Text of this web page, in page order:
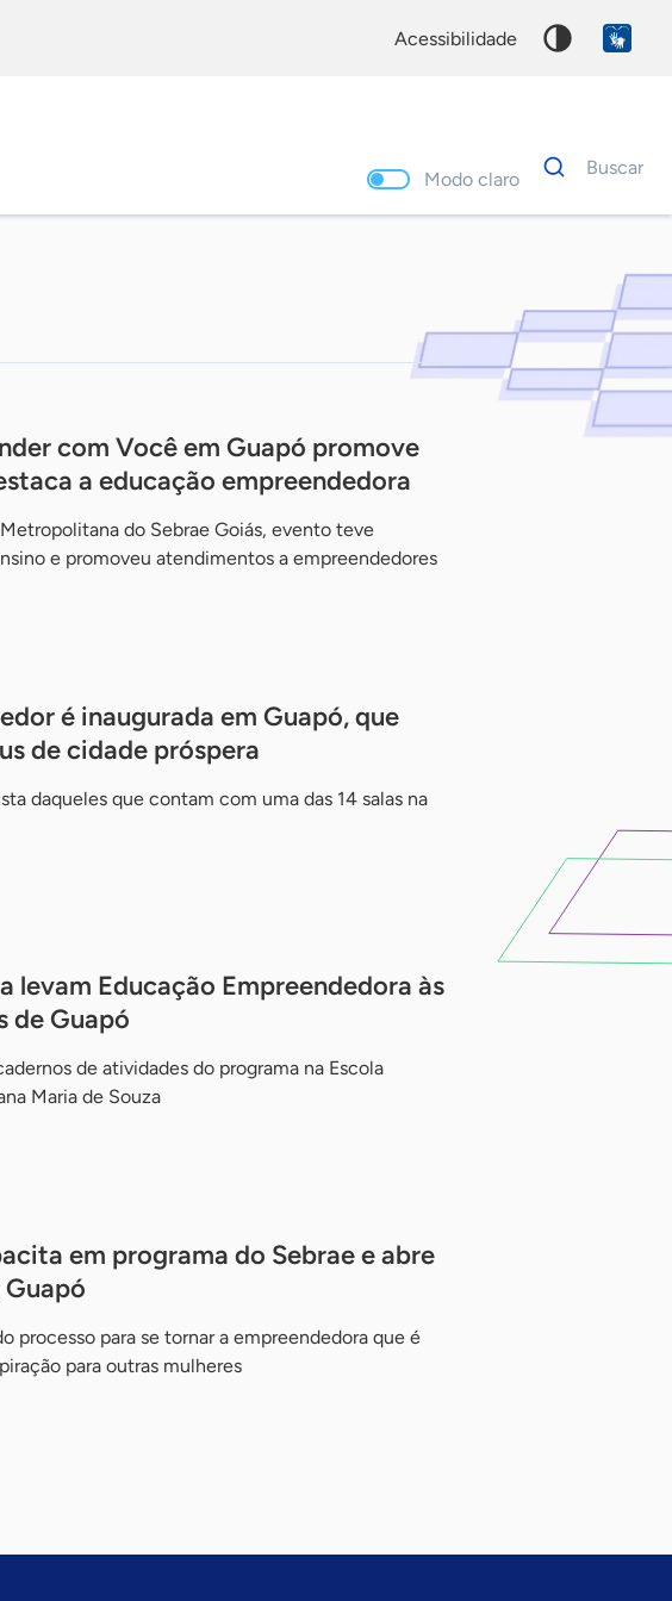
acessibilidade
Modo claro
Dados
para
Buscar
com Você em Guapó promove
a educação empreendedora
do Sebrae Goiás, evento teve
e promoveu atendimentos a empreendedores
é inaugurada em Guapó, que
de cidade próspera
daqueles que contam com uma das 14 salas na
levam Educação Empreendedora às
de Guapó
de atividades do programa na Escola
Maria de Souza
em programa do Sebrae e abre
processo para se tornar a empreendedora que é
para outras mulheres